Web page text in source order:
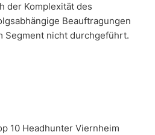
der Komplexität des
Beauftragungen
Segment nicht durchgeführt.
10 Headhunter Viernheim